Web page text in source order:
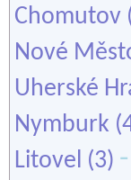
Chomutov
Nové
Uherské
Nymburk
Litovel (3) -